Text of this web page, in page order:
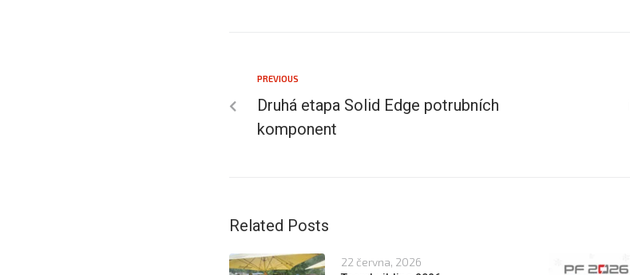
PREVIOUS
Druhá etapa Solid Edge potrubních
komponent
Related Posts
22 června, 2026